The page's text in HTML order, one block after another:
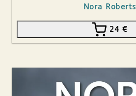
Nora Roberts
24€